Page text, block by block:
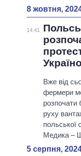
8 жовтня,
14:41
Вже від
фермери
розпочати
руху
польської
Медика –
5 серпня,